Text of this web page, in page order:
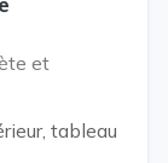
et
tableau